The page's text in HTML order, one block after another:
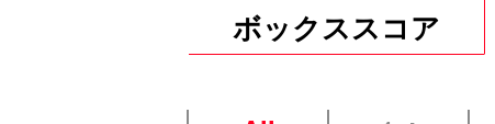
ボックススコア